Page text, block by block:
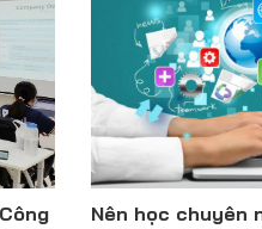
Nên học chuyên